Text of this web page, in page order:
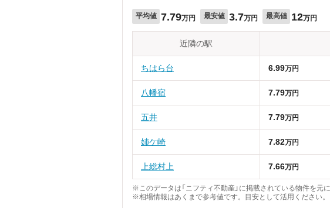
平均値 7.79万円 最安値 3.7万円 最高値 12万円
近隣の駅
ちはら台 6.99万円
八幡宿 7.79万円
五井 7.79万円
姉ケ崎 7.82万円
上総村上 7.66万円
※このデータは「ニフティ不動産」に掲載されている物件を元
※相場情報はあくまで参考値です。目安として活用ください。